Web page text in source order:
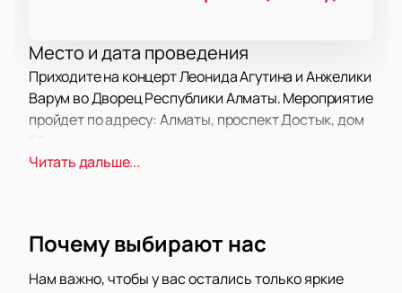
Место и дата проведения
Приходите на концерт Леонида Агутина и Анжелики
Варум во Дворец Республики Алматы. Мероприятие
пройдет по адресу: Алматы, проспект Достык, дом
слушателей разного возраста своими песнями. Их
дуэт создает атмосферу тепла и гармонии на
сцене. В этот вечер прозвучат такие любимые
Читать дальше...
Почему выбирают нас
Нам важно, чтобы у вас остались только яркие